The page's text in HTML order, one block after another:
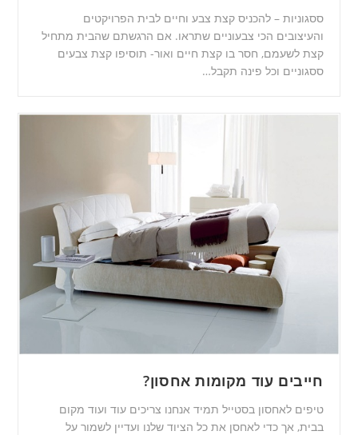
ססגוניות – להכניס קצת צבע וחיים לבית הפרויקטים
והעיצובים הכי צבעוניים שתראו. אם הרגשתם שהבית מתחיל
קצת לשעמם, חסר בו קצת חיים ואור- תוסיפו קצת צבעים
ססגוניים וכל פינה תקבל…
חייבים עוד מקומות אחסון?
טיפים לאחסון בסטייל תמיד אנחנו צריכים עוד ועוד מקום
בבית, אך כדי לאחסן את כל הציוד שלנו ועדיין לשמור על